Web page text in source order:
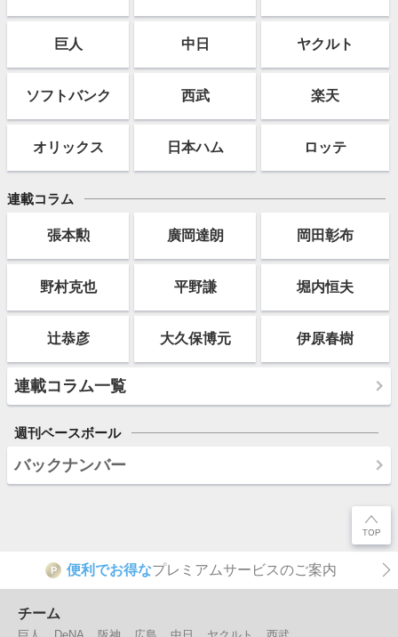
巨人 中日 ヤクルト
ソフトバンク 西武 楽天
オリックス 日本ハム ロッテ
連載コラム
張本勲 廣岡達朗 岡田彰布
野村克也 平野謙 堀内恒夫
辻恭彦 大久保博元 伊原春樹
連載コラム一覧
週刊ベースボール
バックナンバー
P 便利でお得なプレミアムサービスのご案内
チーム